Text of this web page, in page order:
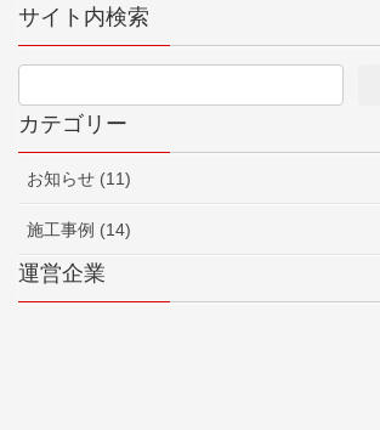
サイト内検索
カテゴリー
お知らせ (11)
施工事例 (14)
運営企業